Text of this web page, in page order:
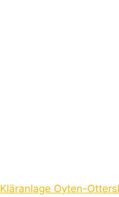
Kläranlage Oyten-